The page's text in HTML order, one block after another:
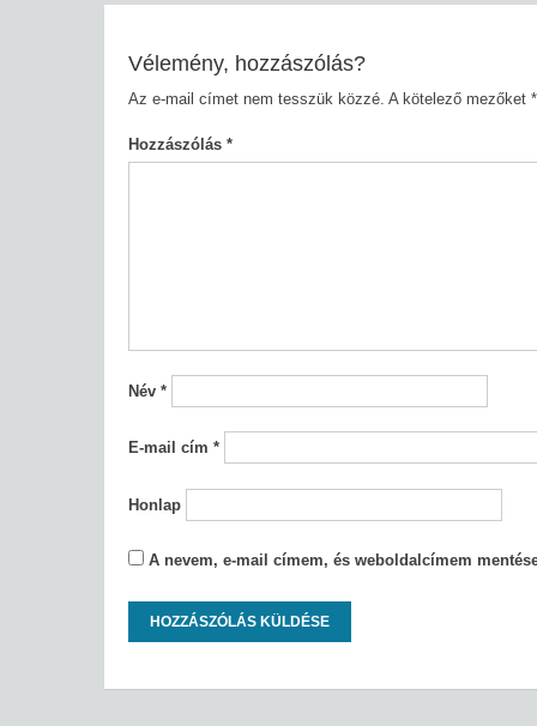
Vélemény, hozzászólás?
Az e-mail címet nem tesszük közzé. A kötelező mezőket *
Hozzászólás *
Név *
E-mail cím *
Honlap
A nevem, e-mail címem, és weboldalcímem